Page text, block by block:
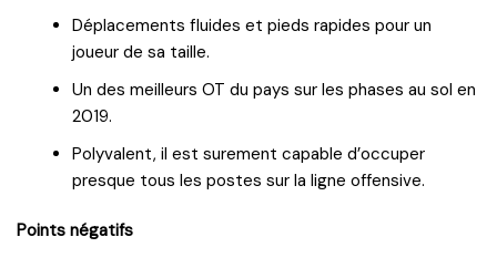
Déplacements fluides et pieds rapides pour un
joueur de sa taille.
Un des meilleurs OT du pays sur les phases au sol en
2019.
Polyvalent, il est surement capable d’occuper
presque tous les postes sur la ligne offensive.
Points négatifs